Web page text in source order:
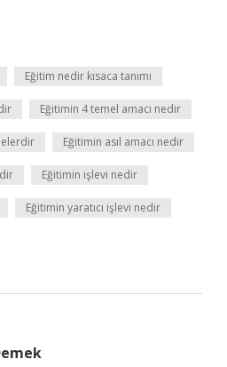
Eğitim nedir kısaca tanımı
Eğitimin 4 temel amacı nedir
Eğitimin asıl amacı nedir
Eğitimin işlevi nedir
Eğitimin yaratıcı işlevi nedir